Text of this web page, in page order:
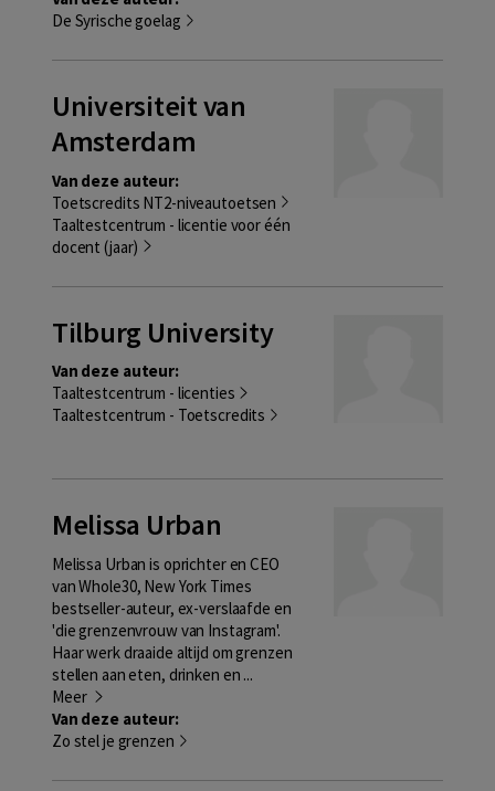
De Syrische goelag
Universiteit van
Amsterdam
Van deze auteur:
Toetscredits NT2-niveautoetsen
Taaltestcentrum - licentie voor één
docent (jaar)
Tilburg University
Van deze auteur:
Taaltestcentrum - licenties
Taaltestcentrum - Toetscredits
Melissa Urban
Melissa Urban is oprichter en CEO
van Whole30, New York Times
bestseller-auteur, ex-verslaafde en
'die grenzenvrouw van Instagram'.
Haar werk draaide altijd om grenzen
stellen aan eten, drinken en ...
Meer
Van deze auteur:
Zo stel je grenzen